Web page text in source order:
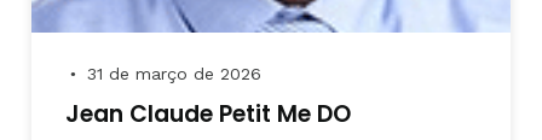
● 31 de março de 2026
Jean Claude Petit Me DO